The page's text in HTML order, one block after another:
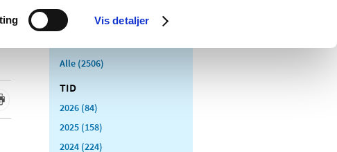
Vis detaljer
Alle (2506)
TID
2026 (84)
2025 (158)
2024 (224)